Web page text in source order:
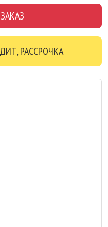
РАССРОЧКА